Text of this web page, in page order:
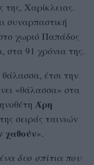
Χαρίκλειας.
συναρπαστική
χωριό Παπάδος
στα 91 χρόνια της.
έτσι την
«θάλασσα» στα
Άρη
σειράς ταινιών
χαθούν».
δυο σπίτια που